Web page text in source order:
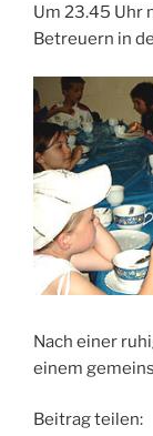
Um 23.45 Uhr
Betreuern in
Nach einer
einem
Beitrag teilen: